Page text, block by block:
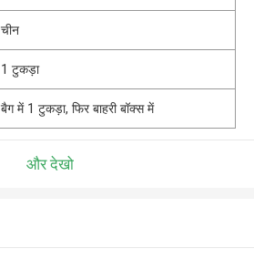
चीन
1 टुकड़ा
बैग में 1 टुकड़ा, फिर बाहरी बॉक्स में
और देखो